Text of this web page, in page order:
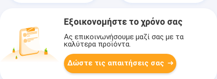
Εξοικονομήστε το χρόνο σας
Ας επικοινωνήσουμε μαζί σας με τα
καλύτερα προϊόντα.
Δώστε τις απαιτήσεις σας